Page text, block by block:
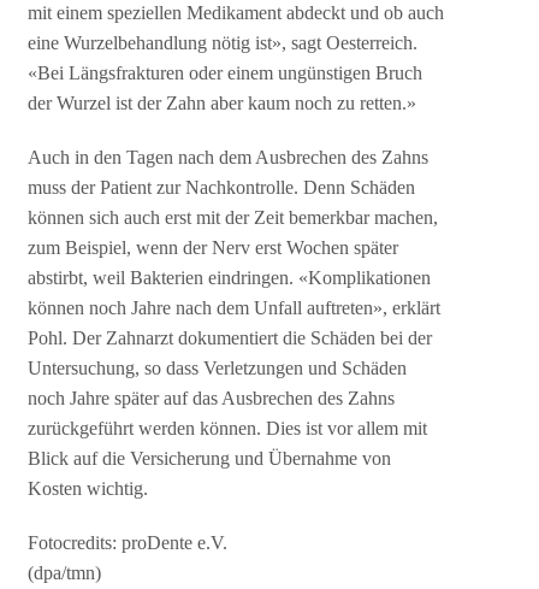
mit einem speziellen Medikament abdeckt und ob auch
eine Wurzelbehandlung nötig ist», sagt Oesterreich.
«Bei Längsfrakturen oder einem ungünstigen Bruch
der Wurzel ist der Zahn aber kaum noch zu retten.»
Auch in den Tagen nach dem Ausbrechen des Zahns
muss der Patient zur Nachkontrolle. Denn Schäden
können sich auch erst mit der Zeit bemerkbar machen,
zum Beispiel, wenn der Nerv erst Wochen später
abstirbt, weil Bakterien eindringen. «Komplikationen
können noch Jahre nach dem Unfall auftreten», erklärt
Pohl. Der Zahnarzt dokumentiert die Schäden bei der
Untersuchung, so dass Verletzungen und Schäden
noch Jahre später auf das Ausbrechen des Zahns
zurückgeführt werden können. Dies ist vor allem mit
Blick auf die Versicherung und Übernahme von
Kosten wichtig.
Fotocredits: proDente e.V.
(dpa/tmn)